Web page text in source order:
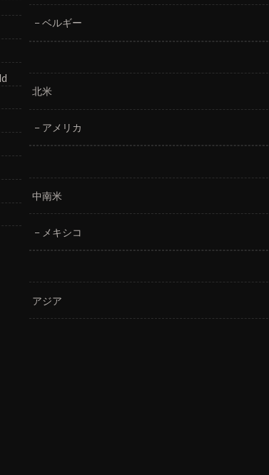
ベルギー
北米
アメリカ
中南米
メキシコ
アジア